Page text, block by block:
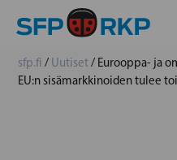
sfp.fi / Uutiset/ Eurooppa- ja
EU:n sisämarkkinoiden tulee